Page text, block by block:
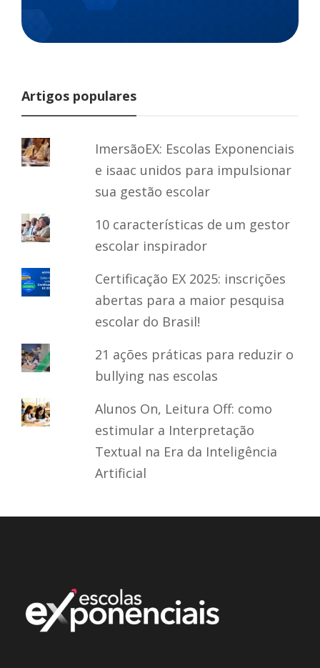
Artigos populares
ImersãoEX: Escolas Exponenciais
e isaac unidos para impulsionar
sua gestão escolar
10 características de um gestor
escolar inspirador
Certificação EX 2025: inscrições
abertas para a maior pesquisa
escolar do Brasil!
21 ações práticas para reduzir o
bullying nas escolas
Alunos On, Leitura Off: como
estimular a Interpretação
Textual na Era da Inteligência
Artificial